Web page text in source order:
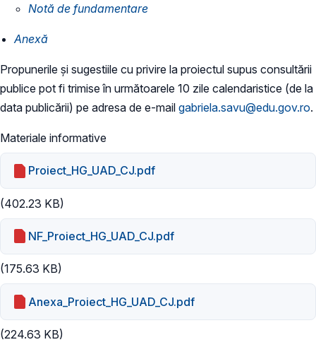
​Notă de fundamentare
Anexă
Propunerile și sugestiile cu privire la proiectul supus consultării
publice pot fi trimise în următoarele 10 zile calendaristice (de la
data publicării) pe adresa de e-mail gabriela.savu@edu.gov.ro.
Materiale informative
Proiect_HG_UAD_CJ.pdf
(402.23 KB)
NF_Proiect_HG_UAD_CJ.pdf
(175.63 KB)
Anexa_Proiect_HG_UAD_CJ.pdf
(224.63 KB)